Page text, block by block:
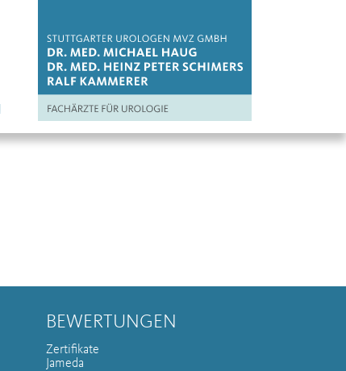
BEWERTUNGEN
Zertifikate
Jameda